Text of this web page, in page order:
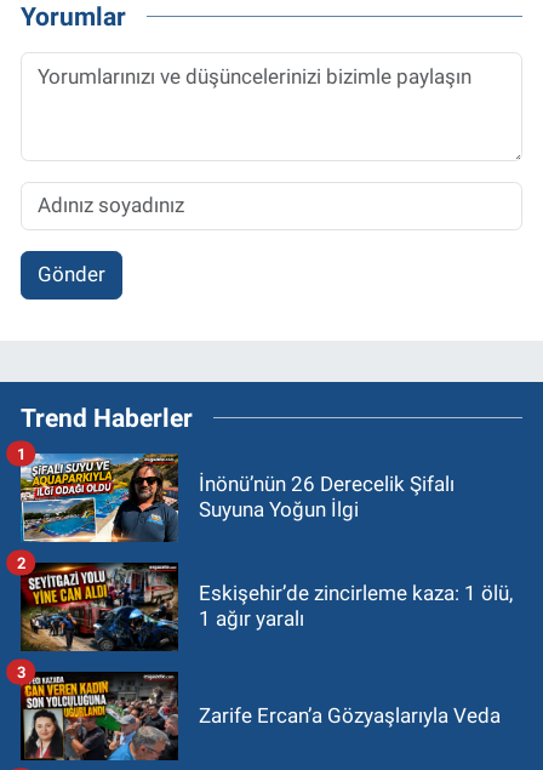
Yorumlar
Gönder
Trend Haberler
İnönü’nün 26 Derecelik Şifalı
Suyuna Yoğun İlgi
1
Eskişehir’de zincirleme kaza: 1 ölü,
1 ağır yaralı
2
Zarife Ercan’a Gözyaşlarıyla Veda
3